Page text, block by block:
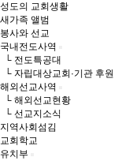
성도의 교회생활
새가족 앨범
봉사와 선교
국내전도사역
└ 전도특공대
└ 자립대상교회·기관 후원
해외선교사역
└ 해외선교현황
└ 선교지소식
지역사회섬김
교회학교
유치부